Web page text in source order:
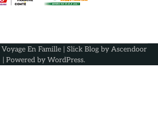
Voyage En Famille | Slick Blog by Ascendoor
| Powered by WordPress.